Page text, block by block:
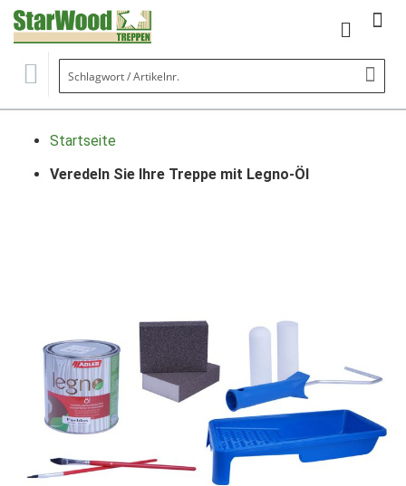
Mein
Startseite
Veredeln Sie Ihre Treppe mit Legno-Öl